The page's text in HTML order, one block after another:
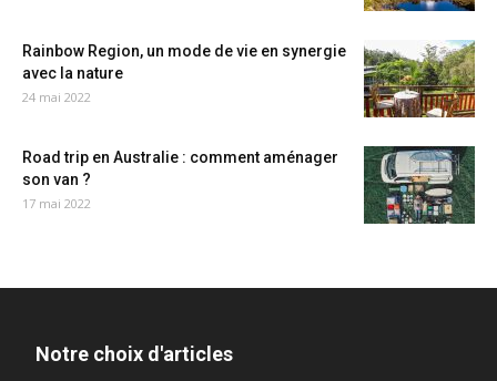
Rainbow Region, un mode de vie en synergie
avec la nature
24 mai 2022
Road trip en Australie : comment aménager
son van ?
17 mai 2022
Notre choix d'articles